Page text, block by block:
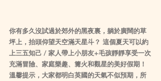
你有多久沒試過於郊外的黑夜裏，躺於廣闊的草
坪上，抬頭仰望天空滿天星斗？ 這個夏天可以約
上三五知己 / 家人帶上小朋友+毛孩靜靜享受一次
充滿冒險、家庭樂趣、篝火和觀星的美好假期！
溫馨提示，大家都明白英國的天氣不似預期，所